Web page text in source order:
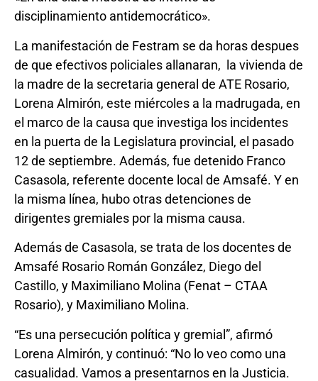
disciplinamiento antidemocrático».
La manifestación de Festram se da horas despues
de que efectivos policiales allanaran, la vivienda de
la madre de la secretaria general de ATE Rosario,
Lorena Almirón, este miércoles a la madrugada, en
el marco de la causa que investiga los incidentes
en la puerta de la Legislatura provincial, el pasado
12 de septiembre. Además, fue detenido Franco
Casasola, referente docente local de Amsafé. Y en
la misma línea, hubo otras detenciones de
dirigentes gremiales por la misma causa.
Además de Casasola, se trata de los docentes de
Amsafé Rosario Román González, Diego del
Castillo, y Maximiliano Molina (Fenat – CTAA
Rosario), y Maximiliano Molina.
“Es una persecución política y gremial”, afirmó
Lorena Almirón, y continuó: “No lo veo como una
casualidad. Vamos a presentarnos en la Justicia.